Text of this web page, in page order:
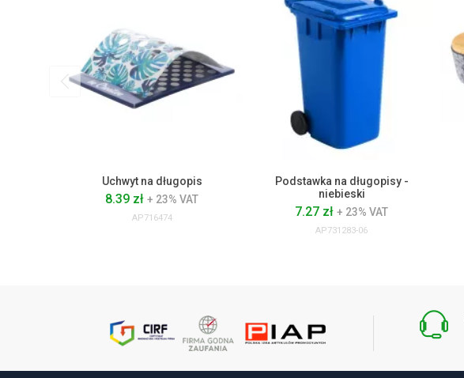
Uchwyt na długopis
8.39 zł + 23% VAT
AP716474
Podstawka na długopisy -
niebieski
7.27 zł + 23% VAT
AP731283-06